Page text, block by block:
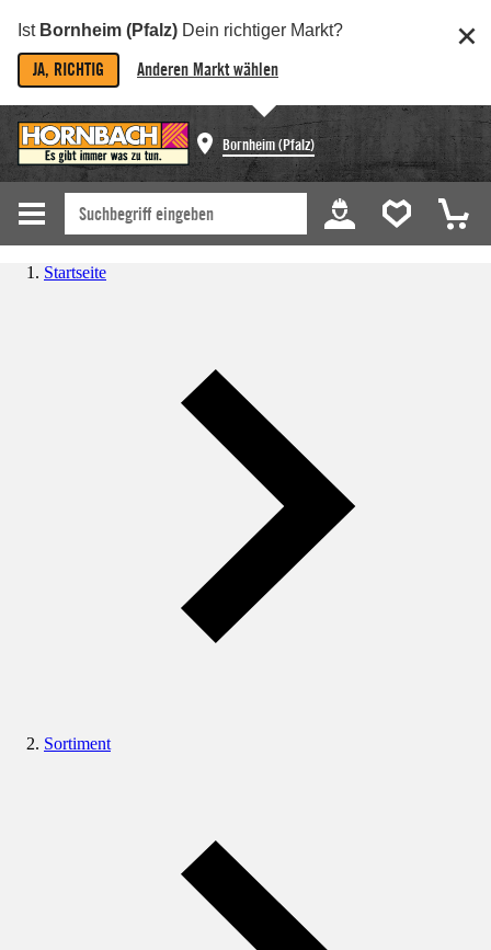
Ist Bornheim (Pfalz) Dein richtiger Markt?
JA, RICHTIG Anderen Markt wählen
Bornheim (Pfalz)
Startseite
Sortiment